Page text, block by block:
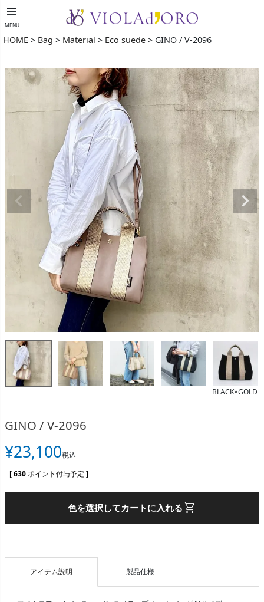
menu
MENU
HOME Bag Material Eco suede GINO / V-2096
BLACK×GOLD
GINO / V-2096
¥23,100税込
[630ポイント付与予定 ]
色を選択してカートに入れるshopping_cart
アイテム説明 製品仕様